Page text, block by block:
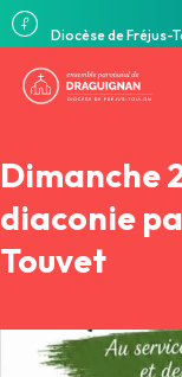
Diocèse de Fréjus-
Dimanche
diaconie
Touvet